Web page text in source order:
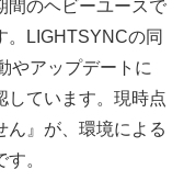
間のヘビーユースで
。LIGHTSYNCの同
やアップデートに
しています。現時点
ん』が、環境による
。